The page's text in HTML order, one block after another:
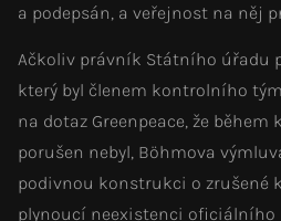
a podepsán, a veřejnost na něj
Ačkoliv právník Státního úřadu
který byl členem kontrolního
na dotaz Greenpeace, že během
porušen nebyl, Böhmova
podivnou konstrukci o zrušené
plynoucí neexistenci